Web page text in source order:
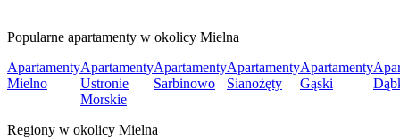
Popularne apartamenty w okolicy Mielna
Apartamenty
Mielno
Apartamenty
Ustronie
Morskie
Apartamenty
Sarbinowo
Apartamenty
Sianożęty
Apartamenty
Gąski
Regiony w okolicy Mielna